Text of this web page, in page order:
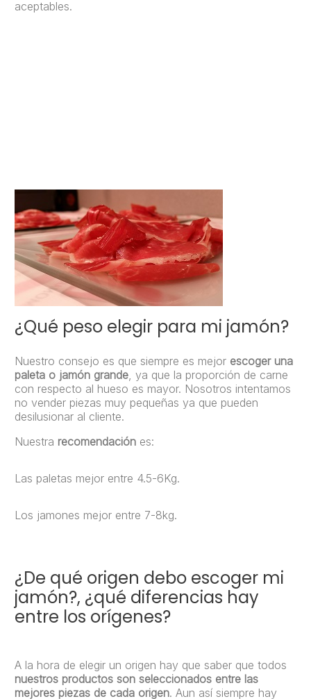
aceptables.
¿Qué peso elegir para mi jamón?
Nuestro consejo es que siempre es mejor escoger una
paleta o jamón grande , ya que la proporción de carne
con respecto al hueso es mayor. Nosotros intentamos
no vender piezas muy pequeñas ya que pueden
desilusionar al cliente.
Nuestra recomendación es:
Las paletas mejor entre 4.5-6Kg.
Los jamones mejor entre 7-8kg.
¿De qué origen debo escoger mi
jamón?, ¿qué diferencias hay
entre los orígenes?
A la hora de elegir un origen hay que saber que todos
nuestros productos son seleccionados entre las
mejores piezas de cada origen. Aun así siempre hay